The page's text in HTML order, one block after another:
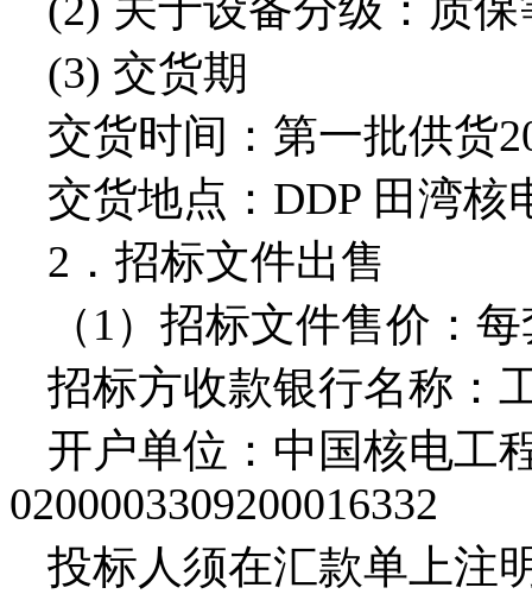
(3) 交货期
交货时间：第一批供货
交货地点： DDP 田湾核
2 ．招标文件出售
（ 1 ）招标文件售价：
招标方收款银行名称：
开户单位：中国核电工
0200003309200016332
投标人须在汇款单上注